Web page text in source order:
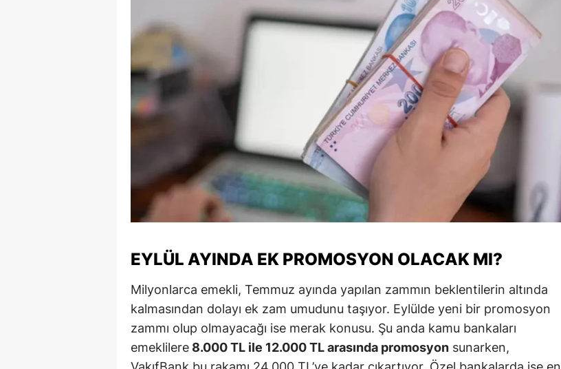
Hatay
İstanbul
İzmir
Kars
Kastamonu
Kayseri
Kocaeli
Konya
Kütahya
EYLÜL AYINDA EK PROMOSYON OLACAK MI?
Milyonlarca emekli, Temmuz ayında yapılan zammın beklentilerin altında
kalmasından dolayı ek zam umudunu taşıyor. Eylülde yeni bir promosyon
zammı olup olmayacağı ise merak konusu. Şu anda kamu bankaları
emeklilere 8.000 TL ile 12.000 TL arasında promosyon sunarken,